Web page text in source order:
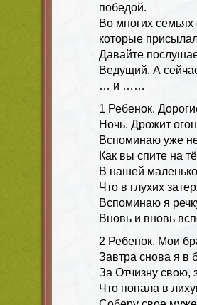
победой.
Во многих семьях
которые
Давайте
Ведущий. А
… и ……
1 Ребенок.
Ночь. Дрожит
Вспоминаю уже
Как вы спите на
В нашей
Что в глухих
Вспоминаю я
Вновь и вновь
2 Ребенок. Мои
Завтра снова я в
За Отчизну свою,
Что попала в